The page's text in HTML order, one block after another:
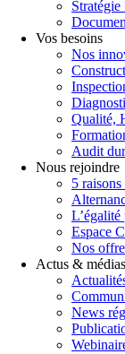
Stratégie
Vos besoins
Nos
Qualité,
Audit
Nous rejoindre
5
Espace
Nos
Actus & médias
News